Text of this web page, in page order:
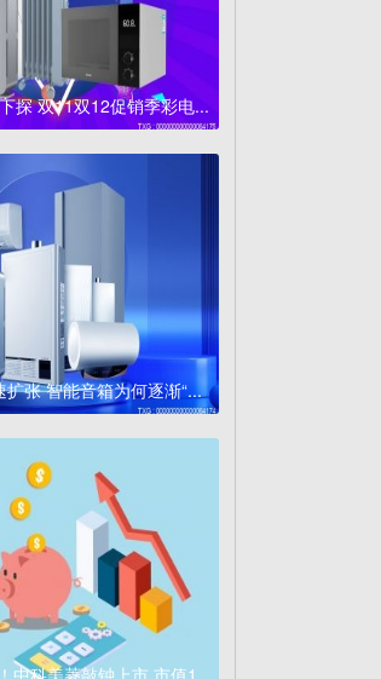
探 双11双12促销季彩电...
张 智能音箱为何逐渐“...
中科美菱敲钟上市 市值1...